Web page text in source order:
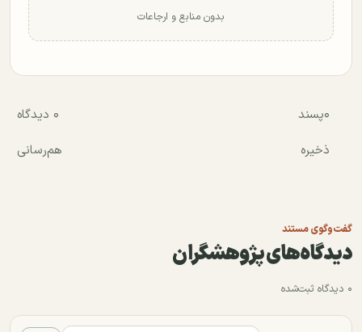
بدون منابع و ارجاعات
۰پسند
۰ دیدگاه
ذخیره
هم‌رسانی
گفت‌وگوی مستند
دیدگاه‌های پژوهشگران
۰ دیدگاه ثبت‌شده